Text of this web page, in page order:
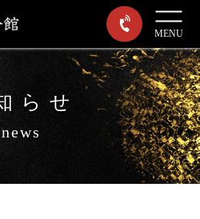
MENU
らせ
news